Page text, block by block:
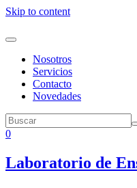
Skip to content
Nosotros
Servicios
Contacto
Novedades
0
Laboratorio de